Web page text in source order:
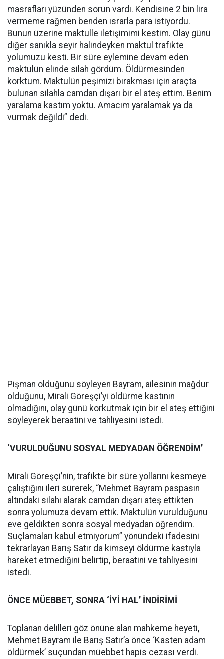
masrafları yüzünden sorun vardı. Kendisine 2 bin lira
vermeme rağmen benden ısrarla para istiyordu.
Bunun üzerine maktulle iletişimimi kestim. Olay günü
diğer sanıkla seyir halindeyken maktul trafikte
yolumuzu kesti. Bir süre eylemine devam eden
maktulün elinde silah gördüm. Öldürmesinden
korktum. Maktulün peşimizi bırakması için araçta
bulunan silahla camdan dışarı bir el ateş ettim. Benim
yaralama kastım yoktu. Amacım yaralamak ya da
vurmak değildi” dedi.
Pişman olduğunu söyleyen Bayram, ailesinin mağdur
olduğunu, Mirali Göreşçi’yi öldürme kastının
olmadığını, olay günü korkutmak için bir el ateş ettiğini
söyleyerek beraatini ve tahliyesini istedi.
‘VURULDUĞUNU SOSYAL MEDYADAN ÖĞRENDİM’
Mirali Göreşçi’nin, trafikte bir süre yollarını kesmeye
çalıştığını ileri sürerek, “Mehmet Bayram paspasın
altındaki silahı alarak camdan dışarı ateş ettikten
sonra yolumuza devam ettik. Maktulün vurulduğunu
eve geldikten sonra sosyal medyadan öğrendim.
Suçlamaları kabul etmiyorum” yönündeki ifadesini
tekrarlayan Barış Satır da kimseyi öldürme kastıyla
hareket etmediğini belirtip, beraatini ve tahliyesini
istedi.
ÖNCE MÜEBBET, SONRA ‘İYİ HAL’ İNDİRİMİ
Toplanan delilleri göz önüne alan mahkeme heyeti,
Mehmet Bayram ile Barış Satır’a önce ‘Kasten adam
öldürmek’ suçundan müebbet hapis cezası verdi.